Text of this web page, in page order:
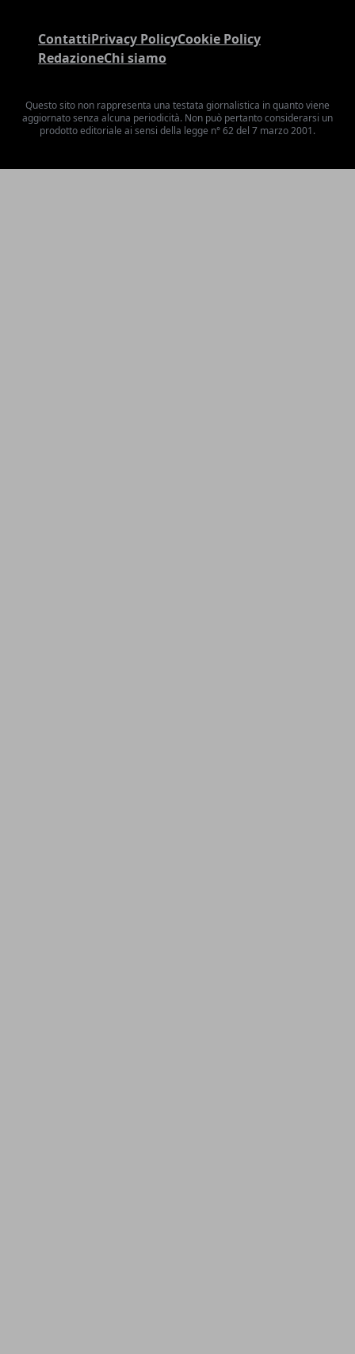
ContattiPrivacy PolicyCookie Policy
RedazioneChi siamo
Questo sito non rappresenta una testata giornalistica in quanto viene
aggiornato senza alcuna periodicità. Non può pertanto considerarsi un
prodotto editoriale ai sensi della legge n° 62 del 7 marzo 2001.